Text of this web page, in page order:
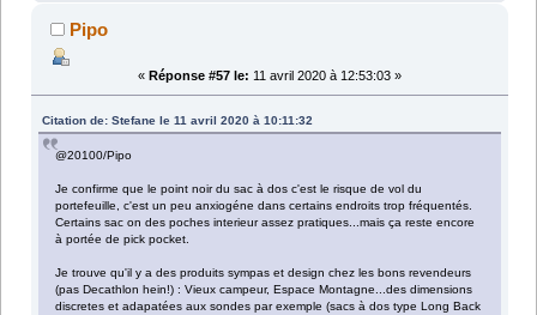
Pipo
« Réponse #57 le: 11 avril 2020 à 12:53:03 »
Citation de: Stefane le 11 avril 2020 à 10:11:32
@20100/Pipo
Je confirme que le point noir du sac à dos c'est le risque de vol du
portefeuille, c'est un peu anxiogéne dans certains endroits trop fréquentés.
Certains sac on des poches interieur assez pratiques...mais ça reste encore
à portée de pick pocket.
Je trouve qu'il y a des produits sympas et design chez les bons revendeurs
(pas Decathlon hein!) : Vieux campeur, Espace Montagne...des dimensions
discretes et adapatées aux sondes par exemple (sacs à dos type Long Back